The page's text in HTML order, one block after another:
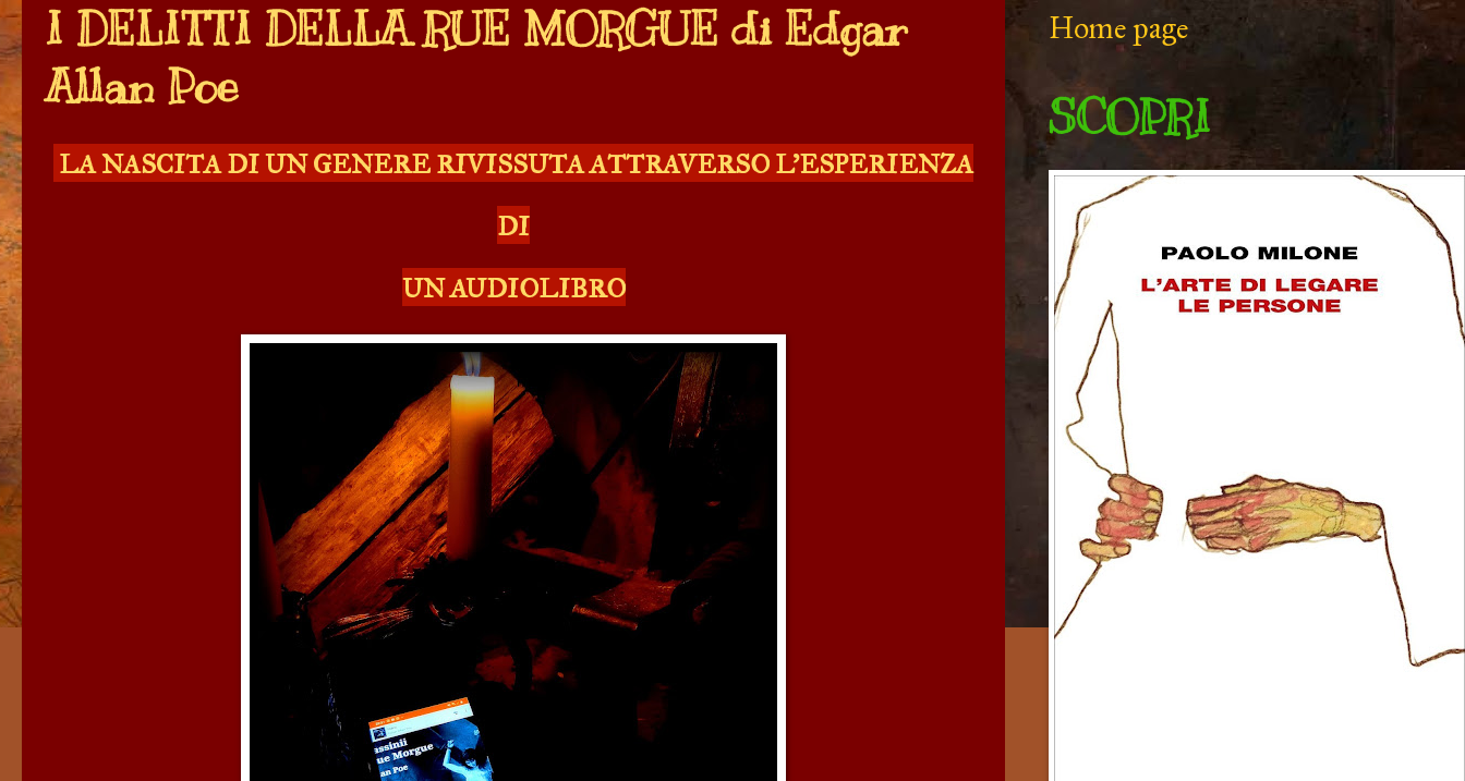
I DELITTI DELLA RUE MORGUE di Edgar
Allan Poe
LA NASCITA DI UN GENERE RIVISSUTA ATTRAVERSO L'ESPERIENZA
DI
UN AUDIOLIBRO
Home page
SCOPRI